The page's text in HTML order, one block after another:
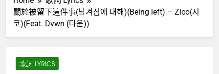
關於被留下這件事(남겨짐에 대해)(Being left) – Zico(지
코)(Feat. Dvwn (다운))
歌詞 LYRICS